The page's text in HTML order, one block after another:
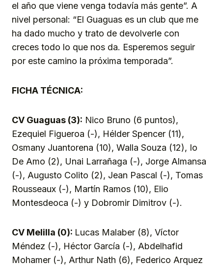
el año que viene venga todavía más gente”. A
nivel personal: “El Guaguas es un club que me
ha dado mucho y trato de devolverle con
creces todo lo que nos da. Esperemos seguir
por este camino la próxima temporada”.
FICHA TÉCNICA:
CV Guaguas (3): Nico Bruno (6 puntos),
Ezequiel Figueroa (-), Hélder Spencer (11),
Osmany Juantorena (10), Walla Souza (12), Io
De Amo (2), Unai Larrañaga (-), Jorge Almansa
(-), Augusto Colito (2), Jean Pascal (-), Tomas
Rousseaux (-), Martín Ramos (10), Elio
Montesdeoca (-) y Dobromir Dimitrov (-).
CV Melilla (0): Lucas Malaber (8), Víctor
Méndez (-), Héctor García (-), Abdelhafid
Mohamer (-), Arthur Nath (6), Federico Arquez